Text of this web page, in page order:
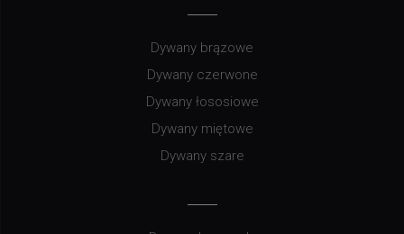
Dywany brązowe
Dywany czerwone
Dywany łososiowe
Dywany miętowe
Dywany szare